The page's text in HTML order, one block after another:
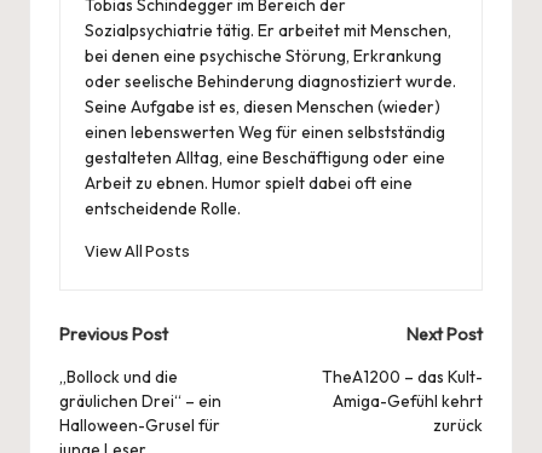
Tobias Schindegger im Bereich der
Sozialpsychiatrie tätig. Er arbeitet mit Menschen,
bei denen eine psychische Störung, Erkrankung
oder seelische Behinderung diagnostiziert wurde.
Seine Aufgabe ist es, diesen Menschen (wieder)
einen lebenswerten Weg für einen selbstständig
gestalteten Alltag, eine Beschäftigung oder eine
Arbeit zu ebnen. Humor spielt dabei oft eine
entscheidende Rolle.
View All Posts
Post
navigation
Previous Post
„Bollock und die
gräulichen Drei“ – ein
Halloween-Grusel für
Next Post
TheA1200 – das Kult-
Amiga-Gefühl kehrt
zurück